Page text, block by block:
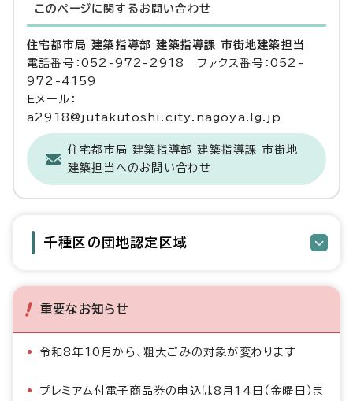
このページに関する お問い合わせ
住宅都市局 建築指導部 建築指導課 市街地建築担当
電話番号：052-972-2918 ファクス番号：052-
972-4159
Eメール：
a2918@jutakutoshi.city.nagoya.lg.jp
住宅都市局 建築指導部 建築指導課 市街地
建築担当へのお問い合わせ
千種区の団地認定区域
重要なお知らせ
令和8年10月から、粗大ごみの対象が変わります
プレミアム付電子商品券の申込は8月14日（金曜日）ま